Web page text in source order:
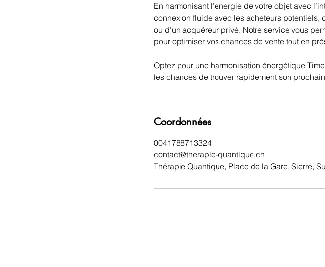
En harmonisant l’énergie de votre objet avec
connexion fluide avec les acheteurs potentiels,
ou d’un acquéreur privé. Notre service vous
pour optimiser vos chances de vente tout en
Optez pour une harmonisation énergétique
les chances de trouver rapidement son
Coordonnées
0041788713324
contact@therapie-quantique.ch
Thérapie Quantique, Place de la Gare, Sierre,